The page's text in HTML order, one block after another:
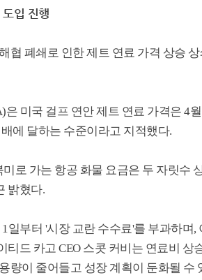
입 진행
협 폐쇄로 인한 제트 연료 가격 상승
미국 걸프 연안 제트 연료 가격은 4
에 달하는 수준이라고 지적했다.
미로 가는 항공 화물 요금은 두 자릿수
밝혔다.
일부터 '시장 교란 수수료'를 부과하며
티드 카고 CEO 스콧 커비는 연료비
량이 줄어들고 성장 계획이 둔화될 수